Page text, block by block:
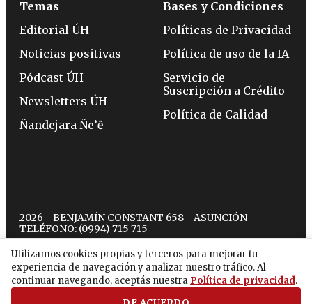
Utilizamos cookies propias y terceros para mejorar tu
experiencia de navegación y analizar nuestro tráfico. Al
continuar navegando, aceptás nuestra Política de privacidad.
Temas
Editorial ÚH
Noticias positivas
Pódcast ÚH
Newsletters ÚH
Ñandejara Ñe’ẽ
Bases y Condiciones
Políticas de Privacidad
Política de uso de la IA
Servicio de
Suscripción a Crédito
Política de Calidad
2026 - BENJAMÍN CONSTANT 658 - ASUNCIÓN -
TELÉFONO: (0994) 715 715
twitterinstagram
facebook
tiktokyoutubespotify